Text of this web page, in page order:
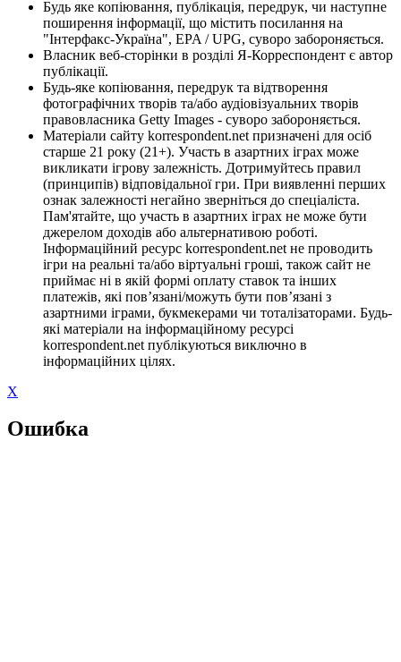
Будь яке копіювання, публікація, передрук, чи наступне
поширення інформації, що містить посилання на
"Інтерфакс-Україна", EPA / UPG, суворо забороняється.
Власник веб-сторінки в розділі Я-Корреспондент є автор
публікації.
Будь-яке копіювання, передрук та відтворення
фотографічних творів та/або аудіовізуальних творів
правовласника Getty Images - суворо забороняється.
Матеріали сайту korrespondent.net призначені для осіб
старше 21 року (21+). Участь в азартних іграх може
викликати ігрову залежність. Дотримуйтесь правил
(принципів) відповідальної гри. При виявленні перших
ознак залежності негайно зверніться до спеціаліста.
Пам'ятайте, що участь в азартних іграх не може бути
джерелом доходів або альтернативою роботі.
Інформаційний ресурс korrespondent.net не проводить
ігри на реальні та/або віртуальні гроші, також сайт не
приймає ні в якій формі оплату ставок та інших
платежів, які пов’язані/можуть бути пов’язані з
азартними іграми, букмекерами чи тоталізаторами. Будь-
які матеріали на інформаційному ресурсі
korrespondent.net публікуються виключно в
інформаційних цілях.
X
Ошибка